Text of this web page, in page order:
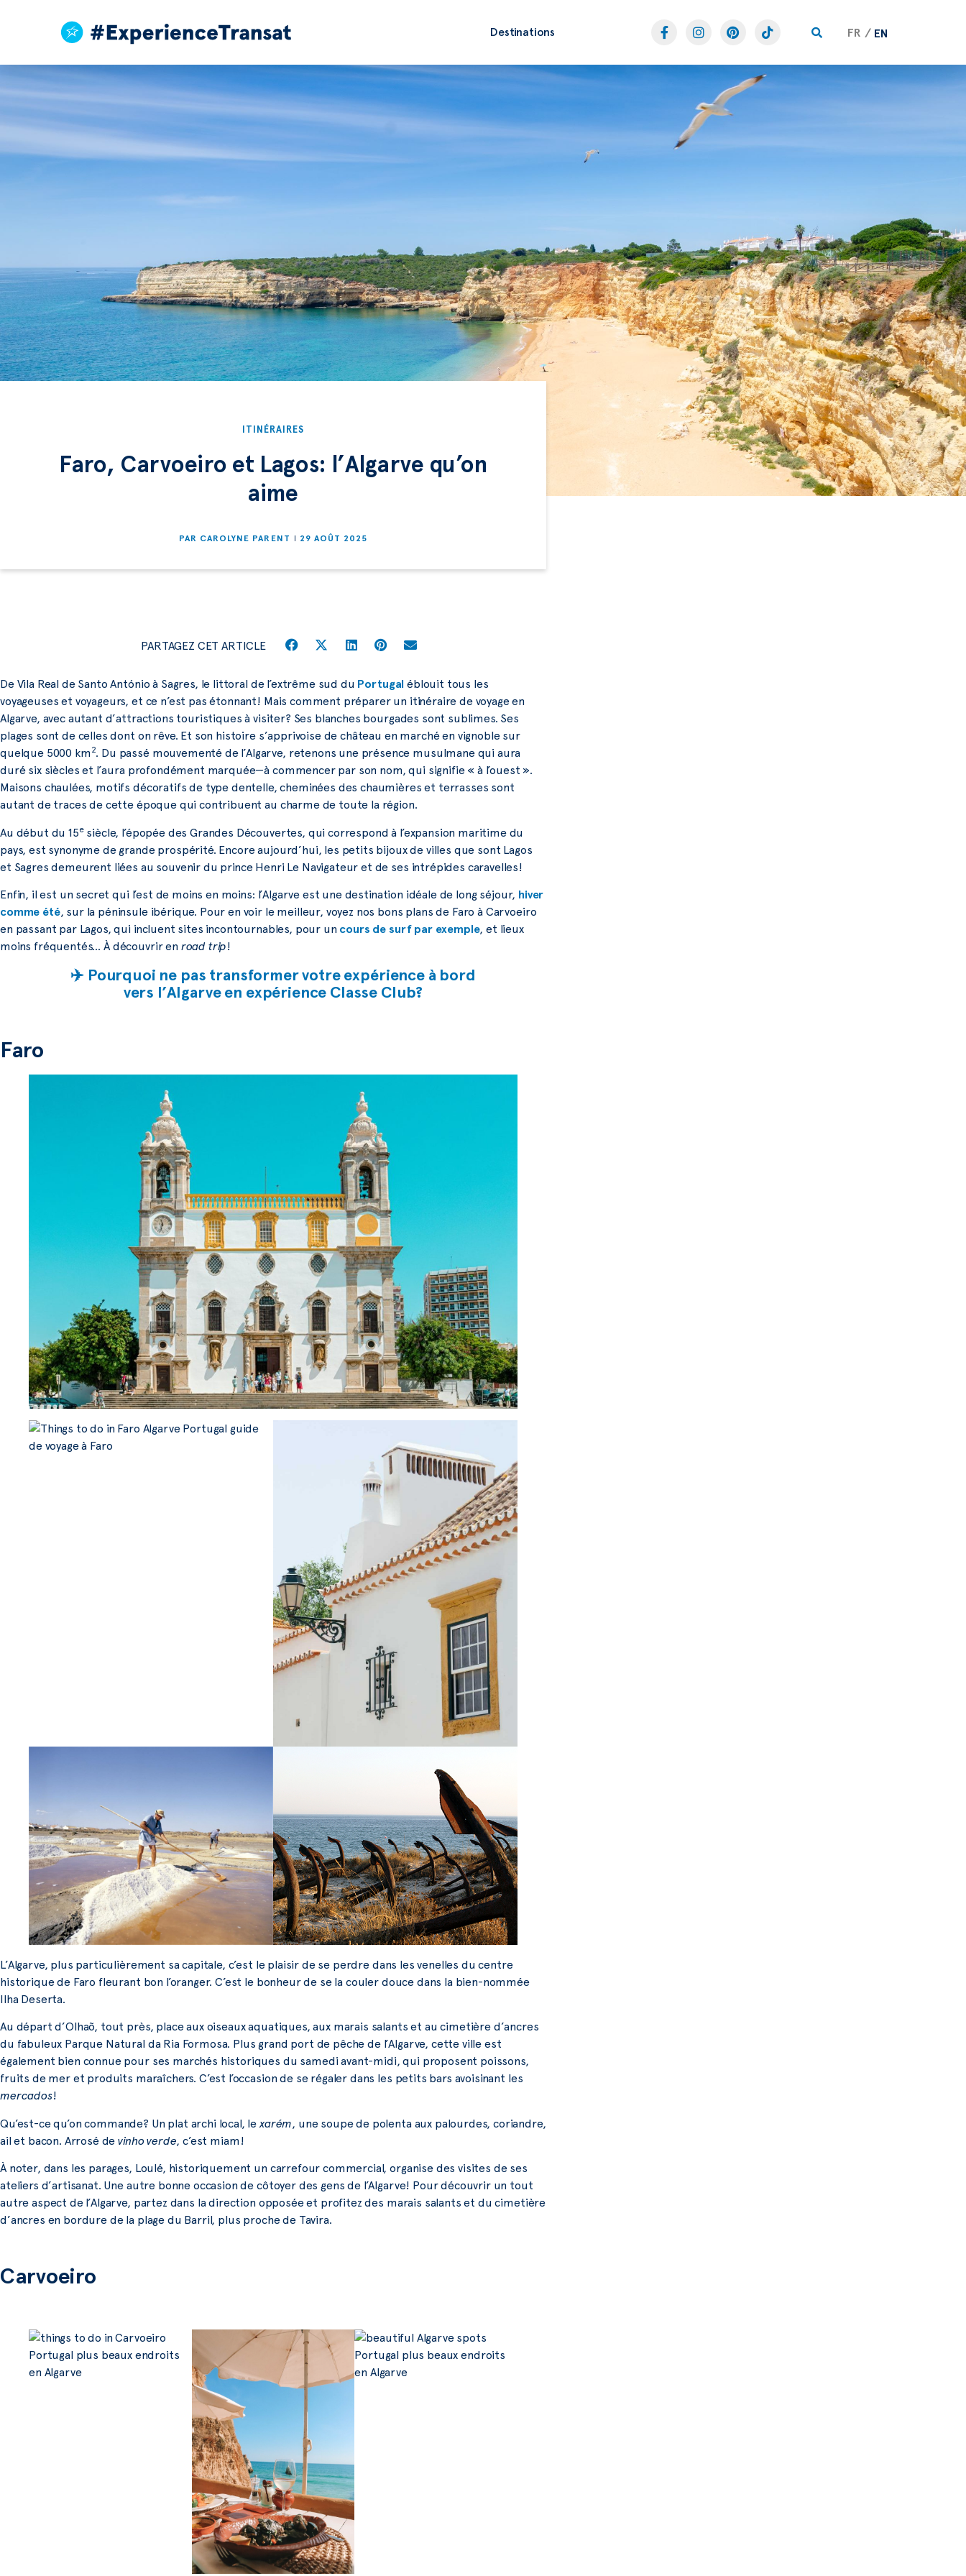
Destinations EN
FR
ITINÉRAIRES
Faro, Carvoeiro et Lagos: l’Algarve qu’on
aime
PAR CAROLYNE PARENT 29 AOÛT 2025
PARTAGEZ CET ARTICLE
De Vila Real de Santo António à Sagres, le littoral de l’extrême sud du Portugal éblouit tous les
voyageuses et voyageurs, et ce n’est pas étonnant! Mais comment préparer un itinéraire de voyage en
Algarve, avec autant d’attractions touristiques à visiter? Ses blanches bourgades sont sublimes. Ses
plages sont de celles dont on rêve. Et son histoire s’apprivoise de château en marché en vignoble sur
quelque 5000 km2. Du passé mouvementé de l’Algarve, retenons une présence musulmane qui aura
duré six siècles et l’aura profondément marquée—à commencer par son nom, qui signifie « à l’ouest ».
Maisons chaulées, motifs décoratifs de type dentelle, cheminées des chaumières et terrasses sont
autant de traces de cette époque qui contribuent au charme de toute la région.
Au début du 15esiècle, l’épopée des Grandes Découvertes, qui correspond à l’expansion maritime du
pays, est synonyme de grande prospérité. Encore aujourd’hui, les petits bijoux de villes que sont Lagos
et Sagres demeurent liées au souvenir du prince Henri Le Navigateur et de ses intrépides caravelles!
Enfin, il est un secret qui l’est de moins en moins: l’Algarve est une destination idéale de long séjour, hiver
comme été, sur la péninsule ibérique. Pour en voir le meilleur, voyez nos bons plans de Faro à Carvoeiro
en passant par Lagos, qui incluent sites incontournables, pour un cours de surf par exemple, et lieux
moins fréquentés… À découvrir en road trip!
✈️ Pourquoi ne pas transformer votre expérience à bord
vers l’Algarve en expérience Classe Club?
Faro
L’Algarve, plus particulièrement sa capitale, c’est le plaisir de se perdre dans les venelles du centre
historique de Faro fleurant bon l’oranger. C’est le bonheur de se la couler douce dans la bien-nommée
Ilha Deserta.
Au départ d’Olhaõ, tout près, place aux oiseaux aquatiques, aux marais salants et au cimetière d’ancres
du fabuleux Parque Natural da Ria Formosa. Plus grand port de pêche de l’Algarve, cette ville est
également bien connue pour ses marchés historiques du samedi avant-midi, qui proposent poissons,
fruits de mer et produits maraîchers. C’est l’occasion de se régaler dans les petits bars avoisinant les
mercados!
Qu’est-ce qu’on commande? Un plat archi local, le xarém, une soupe de polenta aux palourdes, coriandre,
ail et bacon. Arrosé de vinho verde, c’est miam!
À noter, dans les parages, Loulé, historiquement un carrefour commercial, organise des visites de ses
ateliers d’artisanat. Une autre bonne occasion de côtoyer des gens de l’Algarve! Pour découvrir un tout
autre aspect de l’Algarve, partez dans la direction opposée et profitez des marais salants et du cimetière
d’ancres en bordure de la plage du Barril, plus proche de Tavira.
Carvoeiro